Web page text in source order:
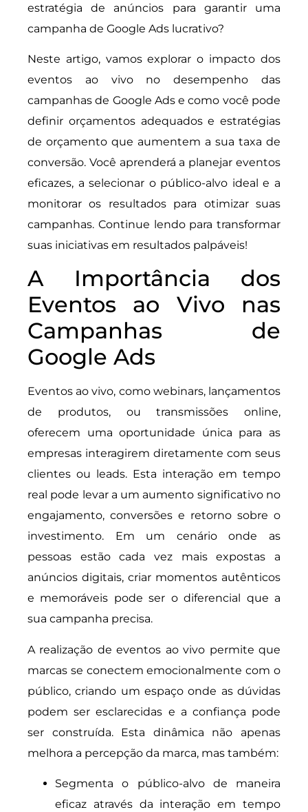
estratégia de anúncios para garantir uma
campanha de Google Ads lucrativo?
Neste artigo, vamos explorar o impacto dos
eventos ao vivo no desempenho das
campanhas de Google Ads e como você pode
definir orçamentos adequados e estratégias
de orçamento que aumentem a sua taxa de
conversão. Você aprenderá a planejar eventos
eficazes, a selecionar o público-alvo ideal e a
monitorar os resultados para otimizar suas
campanhas. Continue lendo para transformar
suas iniciativas em resultados palpáveis!
A Importância dos
Eventos ao Vivo nas
Campanhas de
Google Ads
Eventos ao vivo, como webinars, lançamentos
de produtos, ou transmissões online,
oferecem uma oportunidade única para as
empresas interagirem diretamente com seus
clientes ou leads. Esta interação em tempo
real pode levar a um aumento significativo no
engajamento, conversões e retorno sobre o
investimento. Em um cenário onde as
pessoas estão cada vez mais expostas a
anúncios digitais, criar momentos autênticos
e memoráveis pode ser o diferencial que a
sua campanha precisa.
A realização de eventos ao vivo permite que
marcas se conectem emocionalmente com o
público, criando um espaço onde as dúvidas
podem ser esclarecidas e a confiança pode
ser construída. Esta dinâmica não apenas
melhora a percepção da marca, mas também:
Segmenta o público-alvo de maneira
eficaz através da interação em tempo